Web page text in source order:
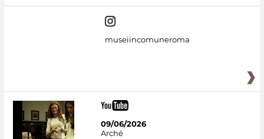
museiincomuneroma
09/06/2026
Arché